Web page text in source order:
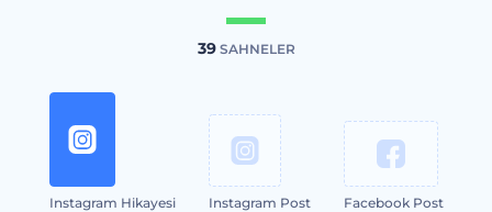
39SAHNELER
Instagram Hikayesi
Instagram Post
Facebook Post